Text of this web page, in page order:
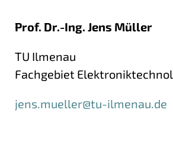
Prof. Dr.-Ing. Jens Müller
TU Ilmenau
Fachgebiet
jens.mueller@tu-ilmenau.de